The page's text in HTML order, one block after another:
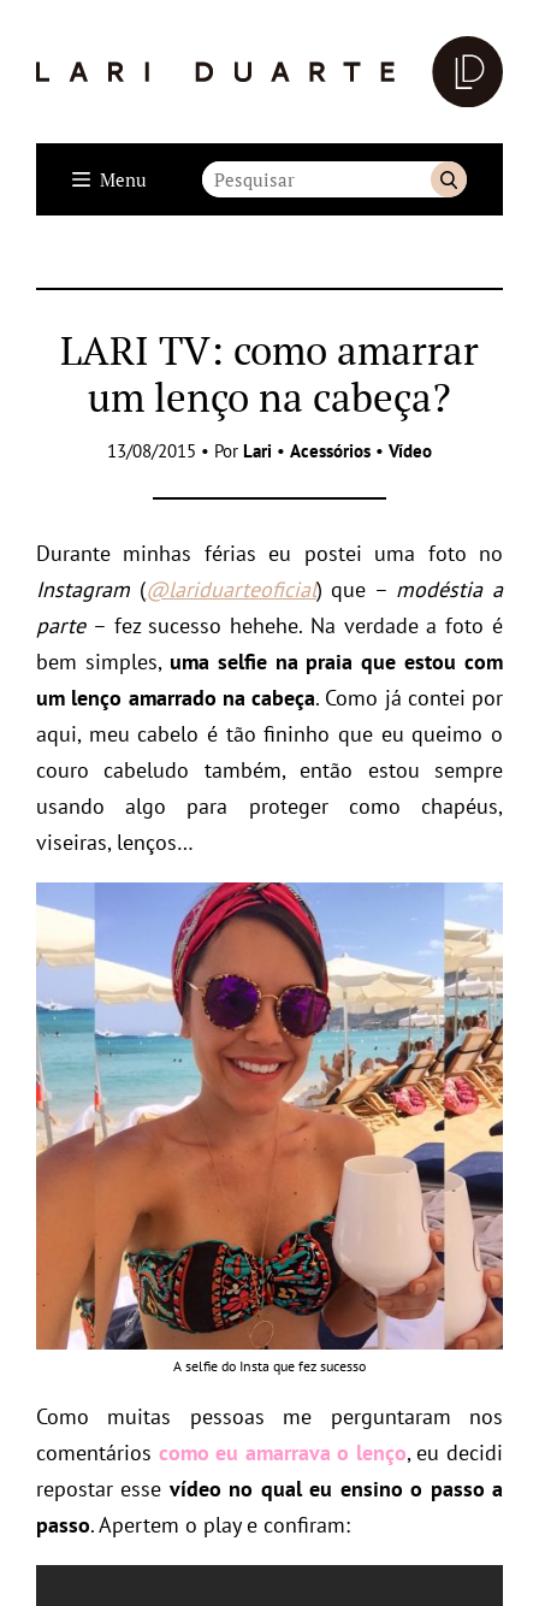
Menu
LARI TV: como amarrar
um lenço na cabeça?
13/08/2015 • Por Lari • Acessórios • Vídeo
Durante minhas férias eu postei uma foto no
Instagram (@lariduarteoficial) que – modéstia a
parte– fez sucesso hehehe. Na verdade a foto é
bem simples, uma selfie na praia que estou com
um lenço amarrado na cabeça. Como já contei por
aqui, meu cabelo é tão fininho que eu queimo o
couro cabeludo também, então estou sempre
usando algo para proteger como chapéus,
viseiras, lenços…
A selfie do Insta que fez sucesso
Como muitas pessoas me perguntaram nos
comentários como eu amarrava o lenço, eu decidi
repostar esse vídeo no qual eu ensino o passo a
passo. Apertem o play e confiram: